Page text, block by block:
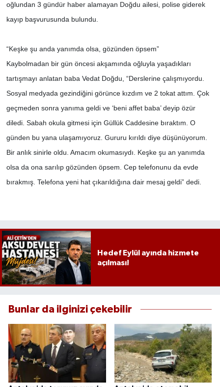
oğlundan 3 gündür haber alamayan Doğdu ailesi, polise giderek
kayıp başvurusunda bulundu.
“Keşke şu anda yanımda olsa, gözünden öpsem”
Kaybolmadan bir gün öncesi akşamında oğluyla yaşadıkları
tartışmayı anlatan baba Vedat Doğdu, “Derslerine çalışmıyordu.
Sosyal medyada gezindiğini görünce kızdım ve 2 tokat attım. Çok
geçmeden sonra yanıma geldi ve ‘beni affet baba’ deyip özür
diledi. Sabah okula gitmesi için Güllük Caddesine bıraktım. O
günden bu yana ulaşamıyoruz. Gururu kırıldı diye düşünüyorum.
Bir anlık sinirle oldu. Amacım okumasıydı. Keşke şu an yanımda
olsa da ona sarılıp gözünden öpsem. Cep telefonunu da evde
bırakmış. Telefona yeni hat çıkarıldığına dair mesaj geldi” dedi.
Hedef Eylül ayında hizmete
açılması!
Bunlar da ilginizi çekebilir